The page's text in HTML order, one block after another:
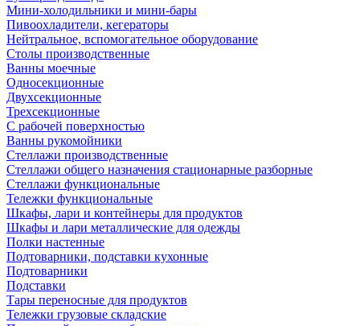
Мини-холодильники и мини-бары
Пивоохладители, кегераторы
Нейтральное, вспомогательное оборудование
Столы производственные
Ванны моечные
Односекционные
Двухсекционные
Трехсекционные
С рабочей поверхностью
Ванны рукомойники
Стеллажи производственные
Стеллажи общего назначения стационарные разборные
Стеллажи функциональные
Тележки функциональные
Шкафы, лари и контейнеры для продуктов
Шкафы и лари металлические для одежды
Полки настенные
Подтоварники, подставки кухонные
Подтоварники
Подставки
Тары переносные для продуктов
Тележки грузовые складские